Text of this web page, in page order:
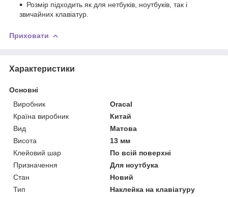
Розмір підходить як для нетбуків, ноутбуків, так і
звичайних клавіатур.
Приховати
Характеристики
Основні
Виробник
Oracal
Країна виробник
Китай
Вид
Матова
Висота
13 мм
Клейовий шар
По всій поверхні
Призначення
Для ноутбука
Стан
Новий
Тип
Наклейка на клавіатуру